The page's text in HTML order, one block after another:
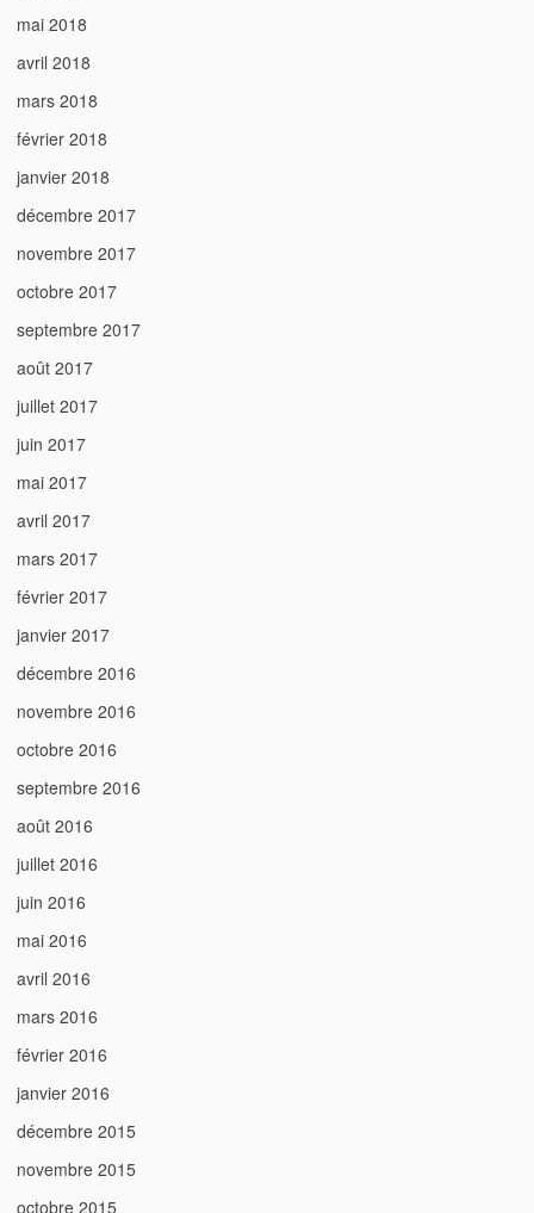
mai 2018
avril 2018
mars 2018
février 2018
janvier 2018
décembre 2017
novembre 2017
octobre 2017
septembre 2017
août 2017
juillet 2017
juin 2017
mai 2017
avril 2017
mars 2017
février 2017
janvier 2017
décembre 2016
novembre 2016
octobre 2016
septembre 2016
août 2016
juillet 2016
juin 2016
mai 2016
avril 2016
mars 2016
février 2016
janvier 2016
décembre 2015
novembre 2015
octobre 2015